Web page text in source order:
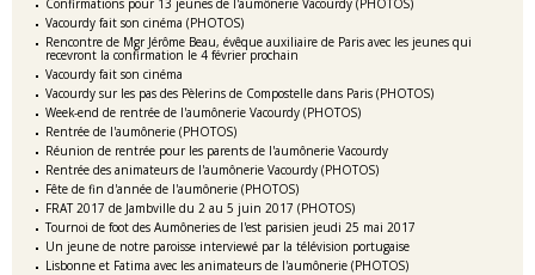
Confirmations pour 13 jeunes de l'aumônerie Vacourdy (PHOTOS)
Vacourdy fait son cinéma (PHOTOS)
Rencontre de Mgr Jérôme Beau, évêque auxiliaire de Paris avec les jeunes qui
recevront la confirmation le 4 février prochain
Vacourdy fait son cinéma
Vacourdy sur les pas des Pèlerins de Compostelle dans Paris (PHOTOS)
Week-end de rentrée de l'aumônerie Vacourdy (PHOTOS)
Rentrée de l'aumônerie (PHOTOS)
Réunion de rentrée pour les parents de l'aumônerie Vacourdy
Rentrée des animateurs de l'aumônerie Vacourdy (PHOTOS)
Fête de fin d'année de l'aumônerie (PHOTOS)
FRAT 2017 de Jambville du 2 au 5 juin 2017 (PHOTOS)
Tournoi de foot des Aumôneries de l'est parisien jeudi 25 mai 2017
Un jeune de notre paroisse interviewé par la télévision portugaise
Lisbonne et Fatima avec les animateurs de l'aumônerie (PHOTOS)